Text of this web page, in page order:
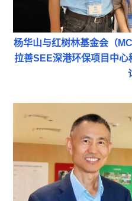
杨华山与红树林基金会（
拉善SEE深港环保项目中